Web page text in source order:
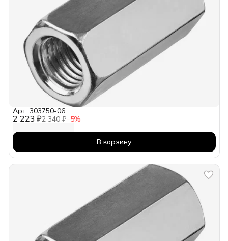
2 223 ₽2 340 ₽−5%
Арт: 303750-06
В корзину